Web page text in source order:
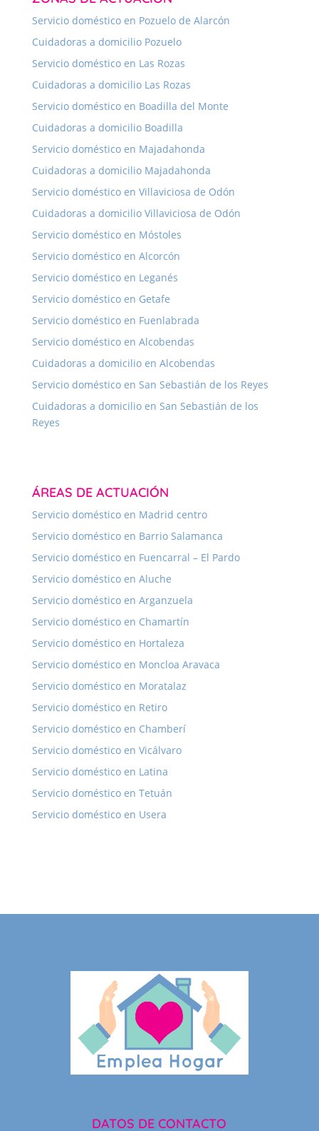
Servicio doméstico en Pozuelo de Alarcón
Cuidadoras a domicilio Pozuelo
Servicio doméstico en Las Rozas
Cuidadoras a domicilio Las Rozas
Servicio doméstico en Boadilla del Monte
Cuidadoras a domicilio Boadilla
Servicio doméstico en Majadahonda
Cuidadoras a domicilio Majadahonda
Servicio doméstico en Villaviciosa de Odón
Cuidadoras a domicilio Villaviciosa de Odón
Servicio doméstico en Móstoles
Servicio doméstico en Alcorcón
Servicio doméstico en Leganés
Servicio doméstico en Getafe
Servicio doméstico en Fuenlabrada
Servicio doméstico en Alcobendas
Cuidadoras a domicilio en Alcobendas
Servicio doméstico en San Sebastián de los Reyes
Cuidadoras a domicilio en San Sebastián de los
Reyes
ÁREAS DE ACTUACIÓN
Servicio doméstico en Madrid centro
Servicio doméstico en Barrio Salamanca
Servicio doméstico en Fuencarral – El Pardo
Servicio doméstico en Aluche
Servicio doméstico en Arganzuela
Servicio doméstico en Chamartín
Servicio doméstico en Hortaleza
Servicio doméstico en Moncloa Aravaca
Servicio doméstico en Moratalaz
Servicio doméstico en Retiro
Servicio doméstico en Chamberí
Servicio doméstico en Vicálvaro
Servicio doméstico en Latina
Servicio doméstico en Tetuán
Servicio doméstico en Usera
DATOS DE CONTACTO